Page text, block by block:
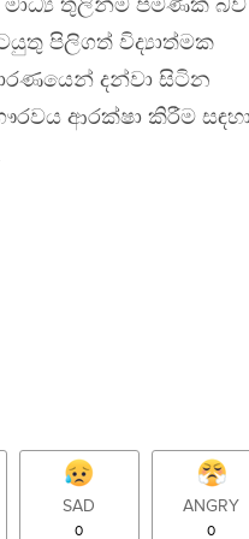
මාධ්‍ය තුලින්ම පමණක් බව
පිලිගත් විද්‍යාත්මක
දන්වා සිටින
ආරක්ෂා කිරීම
SAD
0
ANGRY
0